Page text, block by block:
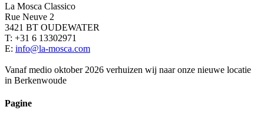
La Mosca Classico
Rue Neuve 2
3421 BT OUDEWATER
T: +31 6 13302971
E: info@la-mosca.com
Vanaf medio oktober 2026 verhuizen wij naar onze nieuwe locatie
in Berkenwoude
Pagine